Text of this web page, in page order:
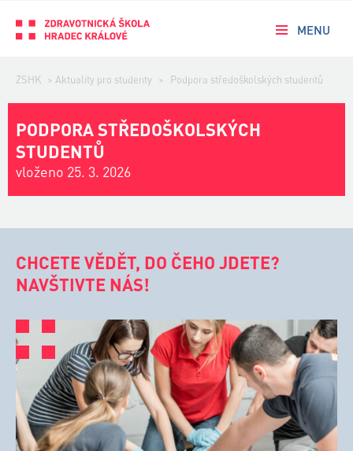
MENU
ZSHK > Aktuality pro studenty > Podpora středoškolských studentů
PODPORA STŘEDOŠKOLSKÝCH
STUDENTŮ
vloženo 25. 3. 2026
CHCETE VĚDĚT, DO ČEHO JDETE?
NAVŠTIVTE NÁS!